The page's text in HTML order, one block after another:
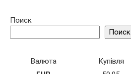
Поиск
Поиск
Валюта Купівля